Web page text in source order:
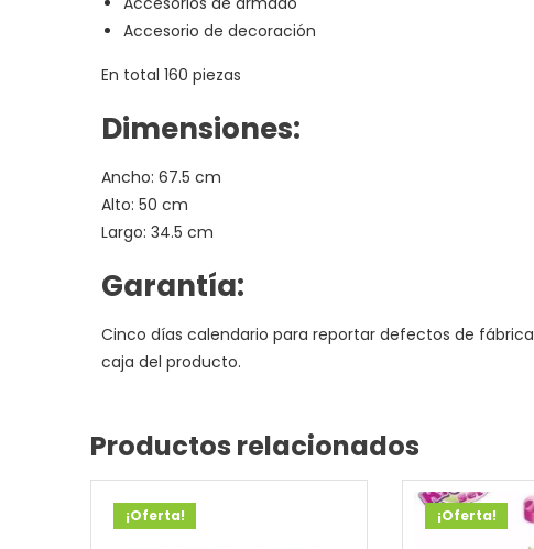
Accesorio de decoración
En total 160 piezas
Dimensiones:
Ancho: 67.5 cm
Alto: 50 cm
Largo: 34.5 cm
Garantía:
Cinco días calendario para reportar defectos de
caja del producto.
Productos relacionados
¡Oferta! ¡Oferta!